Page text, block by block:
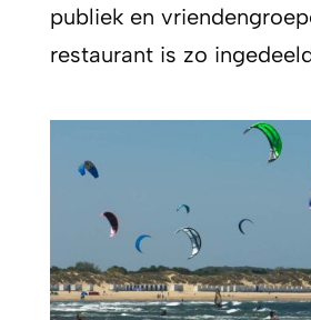
publiek en
restaurant is zo